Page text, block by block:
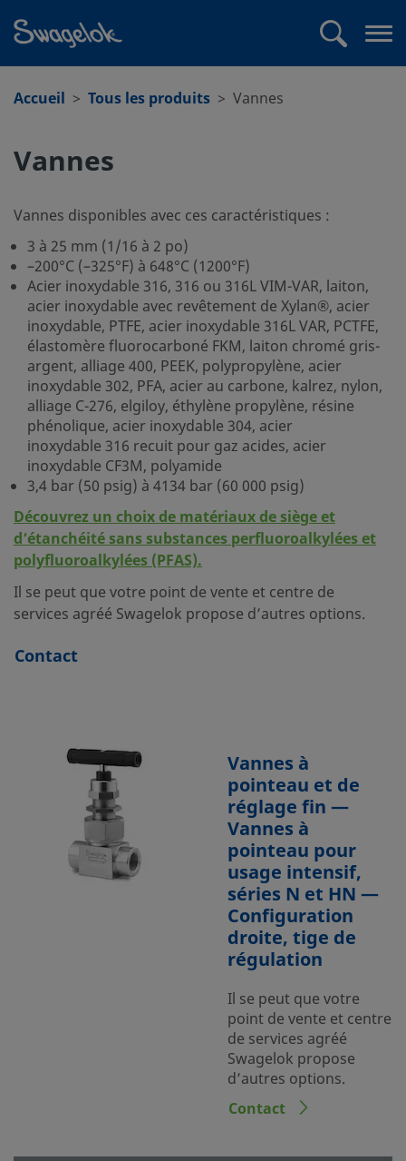
Accueil
Tous les produits Vannes
Vannes
Vannes disponibles avec ces caractéristiques :
3 à 25 mm (1/16 à 2 po)
–200°C (–325°F) à 648°C (1200°F)
Acier inoxydable 316, 316 ou 316L VIM-VAR, laiton,
acier inoxydable avec revêtement de Xylan®, acier
inoxydable, PTFE, acier inoxydable 316L VAR, PCTFE,
élastomère fluorocarboné FKM, laiton chromé gris-
argent, alliage 400, PEEK, polypropylène, acier
inoxydable 302, PFA, acier au carbone, kalrez, nylon,
alliage C-276, elgiloy, éthylène propylène, résine
phénolique, acier inoxydable 304, acier
inoxydable 316 recuit pour gaz acides, acier
inoxydable CF3M, polyamide
3,4 bar (50 psig) à 4134 bar (60 000 psig)
Découvrez un choix de matériaux de siège et
d’étanchéité sans substances perfluoroalkylées et
polyfluoroalkylées (PFAS).
Il se peut que votre point de vente et centre de
services agréé Swagelok propose d’autres options.
Contact
Vannes à
pointeau et de
réglage fin —
Vannes à
pointeau pour
usage intensif,
séries N et HN —
Configuration
droite, tige de
régulation
Il se peut que votre
point de vente et centre
de services agréé
Swagelok propose
d’autres options.
Contact